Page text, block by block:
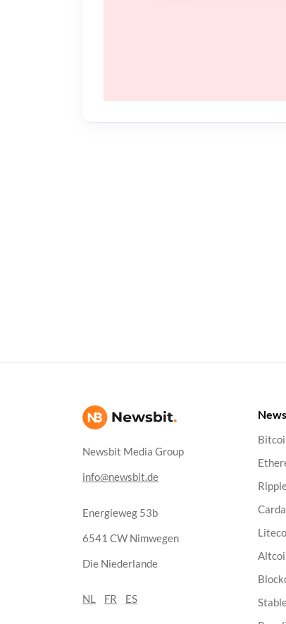
Newsbit Media Group
info@newsbit.de
Energieweg 53b
6541 CW Nimwegen
Die Niederlande
NL FR ES
News